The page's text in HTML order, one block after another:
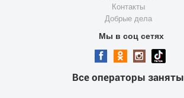
Контакты
Добрые дела
Мы в соц сетях
Все операторы заняты